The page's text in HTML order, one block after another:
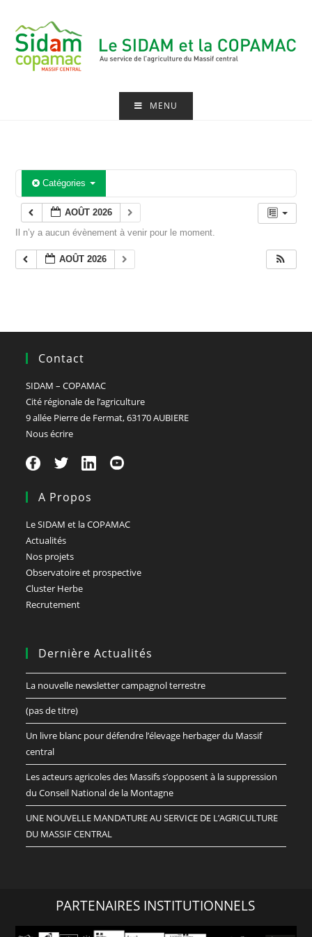
content
MENU
Catégories
AOÛT 2026
Il n’y a aucun évènement à venir pour le moment.
AOÛT 2026
Contact
SIDAM – COPAMAC
Cité régionale de l’agriculture
9 allée Pierre de Fermat, 63170 AUBIERE
Nous écrire
A Propos
Le SIDAM et la COPAMAC
Actualités
Nos projets
Observatoire et prospective
Cluster Herbe
Recrutement
Dernière Actualités
La nouvelle newsletter campagnol terrestre
(pas de titre)
Un livre blanc pour défendre l’élevage herbager du Massif
central
Les acteurs agricoles des Massifs s’opposent à la suppression
du Conseil National de la Montagne
UNE NOUVELLE MANDATURE AU SERVICE DE L’AGRICULTURE
DU MASSIF CENTRAL
PARTENAIRES INSTITUTIONNELS